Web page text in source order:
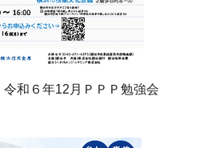
令和６年12月ＰＰＰ勉強会